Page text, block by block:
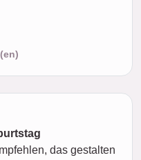
das gestalten